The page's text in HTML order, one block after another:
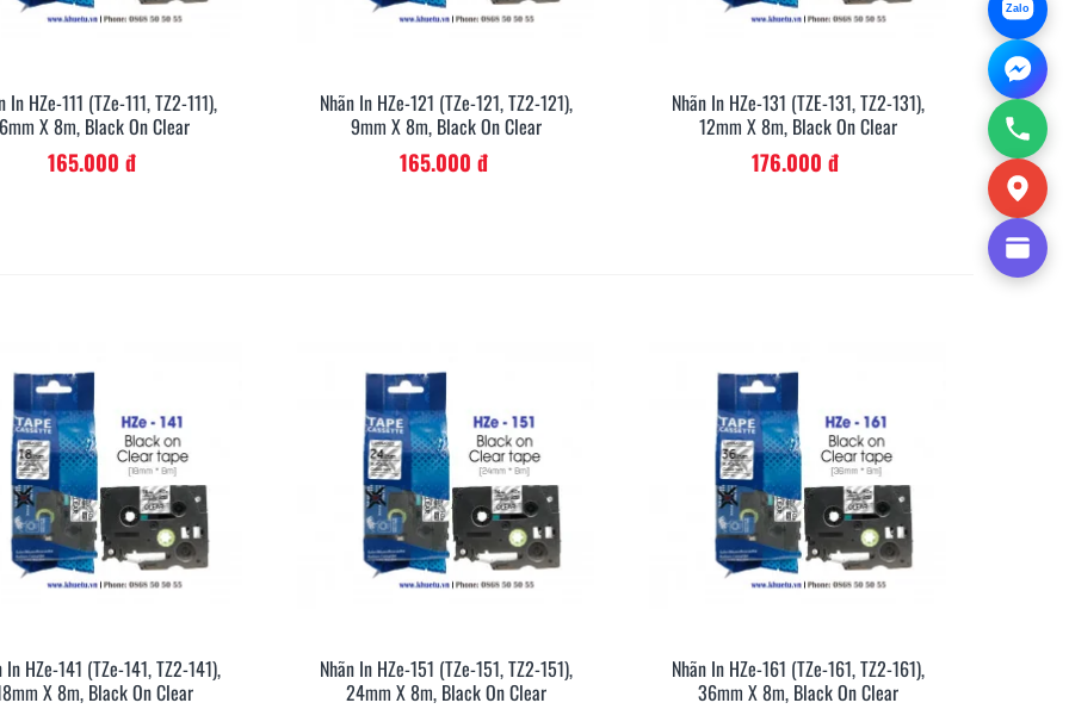
Xem Nhanh
In HZe-111 (TZe-111, TZ2-111),
X 8m, Black On Clear
165.000 đ
Xem Nhanh
Nhãn In HZe-121 (TZe-121, TZ2-121),
9mm X 8m, Black On Clear
165.000 đ
Xem Nhanh
Nhãn In HZe-131 (TZE-131, TZ2-131),
12mm X 8m, Black On Clear
176.000 đ
Xem Nhanh
In HZe-141 (TZe-141, TZ2-141),
X 8m, Black On Clear
Xem Nhanh
Nhãn In HZe-151 (TZe-151, TZ2-151),
24mm X 8m, Black On Clear
Xem Nhanh
Nhãn In HZe-161 (TZe-161, TZ2-161),
36mm X 8m, Black On Clear
Zalo